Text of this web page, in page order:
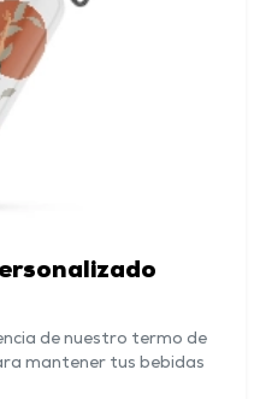
de nuestro termo de
mantener tus bebidas